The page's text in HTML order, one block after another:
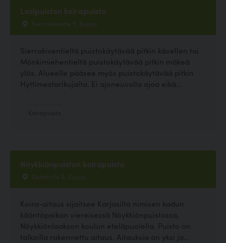
Lasipuiston koirapuisto
Sierrakiventie 5, Espoo
Sierrakiventieltä puistokäytävää pitkin kävellen tai
Mönkimiehentieltä puistokäytävää pitkin mäkeä
ylös. Alueelle pääsee myös puistokäytävää pitkin
Hyttimestarikujalta. Ei ajoneuvolla ajoa eikä...
Nöykkiönpuiston koirapuisto
Oxfotintie 8, Espoo
Koira-aitaus sijaitsee Karjasilta nimisen kadun
kääntöpaikan viereisessä Nöykkiönpuistossa,
Nöykkiönlaakson koulun eteläpuolella. Puisto on
talkoilla rakennettu aitaus. Aitauksia on yksi ja...